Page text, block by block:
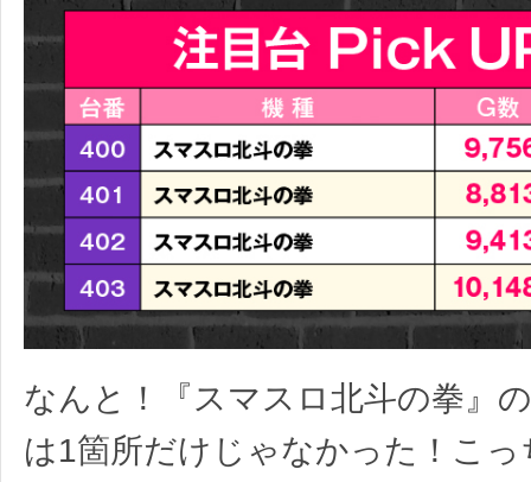
なんと！『スマスロ北斗の拳』
は1箇所だけじゃなかった！こ